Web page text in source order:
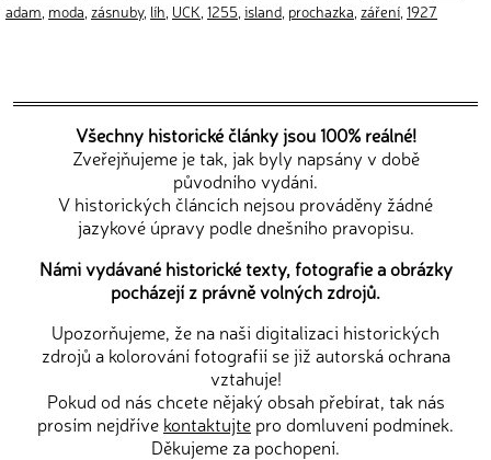
adam moda zásnuby, líh UCK 1255 island prochazka záření 1927
Všechny historické články jsou 100% reálné!
Zveřejňujeme je tak, jak byly napsány v době
původního vydání.
V historických článcích nejsou prováděny žádné
jazykové úpravy podle dnešního pravopisu.
Námi vydávané historické texty, fotografie a obrázky
pocházejí z právně volných zdrojů.
Upozorňujeme, že na naši digitalizaci historických
zdrojů a kolorování fotografií se již autorská ochrana
vztahuje!
Pokud od nás chcete nějaký obsah přebírat, tak nás
prosím nejdříve kontaktujte pro domluvení podmínek.
Děkujeme za pochopení.